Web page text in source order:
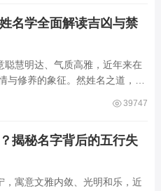
名学全面解读吉凶与禁
聪慧明达、气质高雅，近年来在
修养的象征。然姓名之道，贵
成势、火土受制之患，若不顾
39747
揭秘名字背后的五行失
，寓意文雅内敛、光明和乐，近